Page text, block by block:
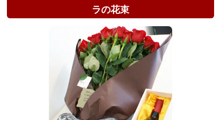
ラの花束